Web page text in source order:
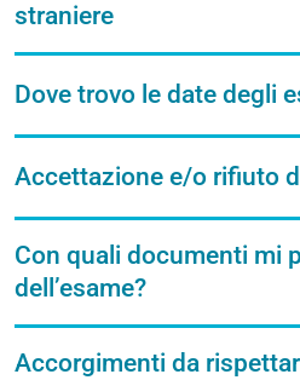
straniere
Dove trovo le date degli
Accettazione e/o rifiuto
Con quali documenti mi
dell’esame?
Accorgimenti da